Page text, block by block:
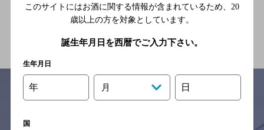
このサイトにはお酒に関する情報が含まれているため、 20
歳以上の方を対象としています。
誕生年月日を西暦でご入力下さい。
生年月日
年 月 日
国